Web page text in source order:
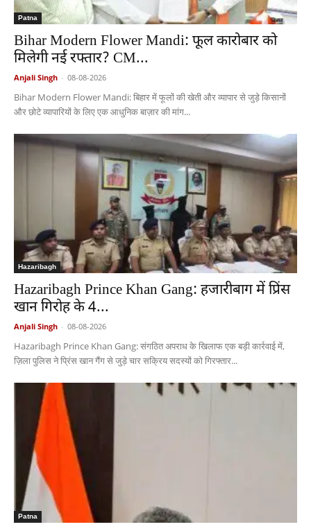
Patna
Bihar Modern Flower Mandi: फूल कारोबार को
मिलेगी नई रफ्तार? CM...
Anjali Singh - 08-08-2026
Bihar Modern Flower Mandi: बिहार में फूलों की खेती और व्यापार से जुड़े किसानों
और छोटे व्यापारियों के लिए एक आधुनिक बाज़ार की मांग...
Hazaribagh
Hazaribagh Prince Khan Gang: हजारीबाग में प्रिंस
खान गिरोह के 4...
Anjali Singh - 08-08-2026
Hazaribagh Prince Khan Gang: संगठित अपराध के खिलाफ एक बड़ी कार्रवाई में,
ज़िला पुलिस ने प्रिंस खान गैंग से जुड़े चार सक्रिय सदस्यों को गिरफ्तार...
Patna